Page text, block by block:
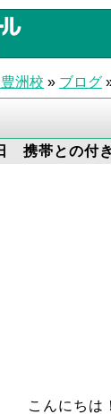
洲校 » ブログ
携帯との付
こんにちは！